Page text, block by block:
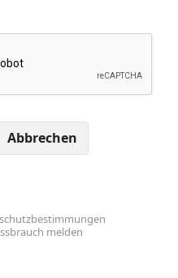
Abbrechen
melden